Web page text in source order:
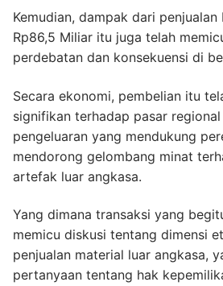
Kemudian, dampak dari
Rp86,5 Miliar itu juga telah
perdebatan dan konsekuensi di
Secara ekonomi, pembelian itu
signifikan terhadap pasar
pengeluaran yang mendukung
mendorong gelombang minat
artefak luar angkasa.
Yang dimana transaksi yang
memicu diskusi tentang dimensi
penjualan material luar angkasa,
pertanyaan tentang hak